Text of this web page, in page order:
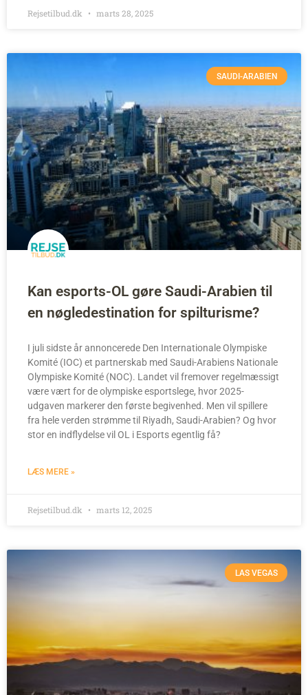
Rejsetilbud.dk marts 28, 2025
SAUDI-ARABIEN
Kan esports-OL gøre Saudi-Arabien til
en nøgledestination for spilturisme?
I juli sidste år annoncerede Den Internationale Olympiske
Komité (IOC) et partnerskab med Saudi-Arabiens Nationale
Olympiske Komité (NOC). Landet vil fremover regelmæssigt
være vært for de olympiske esportslege, hvor 2025-
udgaven markerer den første begivenhed. Men vil spillere
fra hele verden strømme til Riyadh, Saudi-Arabien? Og hvor
stor en indflydelse vil OL i Esports egentlig få?
LÆS MERE »
Rejsetilbud.dk marts 12, 2025
LAS VEGAS